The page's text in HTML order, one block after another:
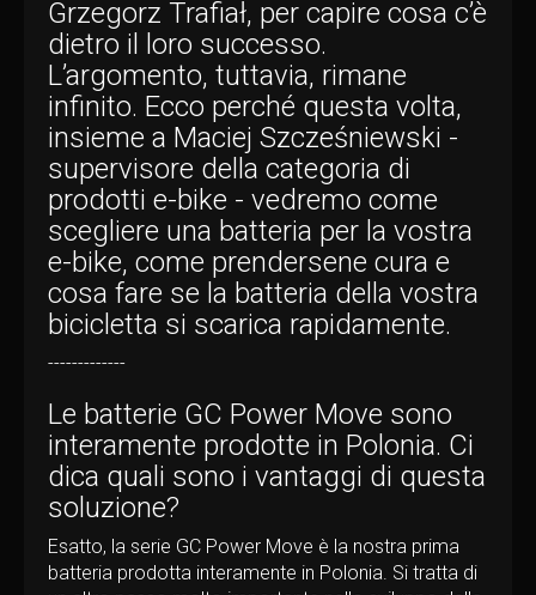
Grzegorz Trafiał, per capire cosa c’è
dietro il loro successo.
L’argomento, tuttavia, rimane
infinito. Ecco perché questa volta,
insieme a Maciej Szcześniewski -
supervisore della categoria di
prodotti e-bike - vedremo come
scegliere una batteria per la vostra
e-bike, come prendersene cura e
cosa fare se la batteria della vostra
bicicletta si scarica rapidamente.
-------------
Le batterie GC Power Move sono
interamente prodotte in Polonia. Ci
dica quali sono i vantaggi di questa
soluzione?
Esatto, la serie GC Power Move è la nostra prima
batteria prodotta interamente in Polonia. Si tratta di